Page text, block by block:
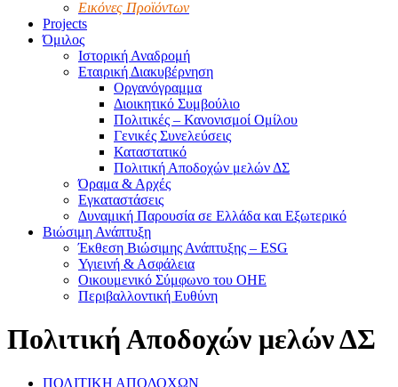
Εικόνες Προϊόντων
Projects
Όμιλος
Ιστορική Αναδρομή
Εταιρική Διακυβέρνηση
Οργανόγραμμα
Διοικητικό Συμβούλιο
Πολιτικές – Κανονισμοί Ομίλου
Γενικές Συνελεύσεις
Καταστατικό
Πολιτική Αποδοχών μελών ΔΣ
Όραμα & Αρχές
Εγκαταστάσεις
Δυναμική Παρουσία σε Ελλάδα και Εξωτερικό
Βιώσιμη Ανάπτυξη
Έκθεση Βιώσιμης Ανάπτυξης – ESG
Υγιεινή & Ασφάλεια
Οικουμενικό Σύμφωνο του ΟΗΕ
Περιβαλλοντική Ευθύνη
Πολιτική Αποδοχών μελών ΔΣ
ΠΟΛΙΤΙΚΗ ΑΠΟΔΟΧΩΝ